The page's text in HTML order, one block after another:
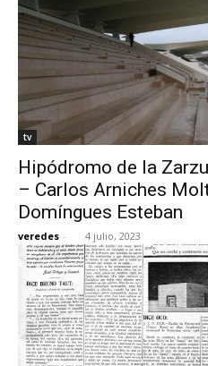
tv
Hipódromo de la
– Carlos Arniches
Domíngues Esteban
veredes - 4 julio, 2023